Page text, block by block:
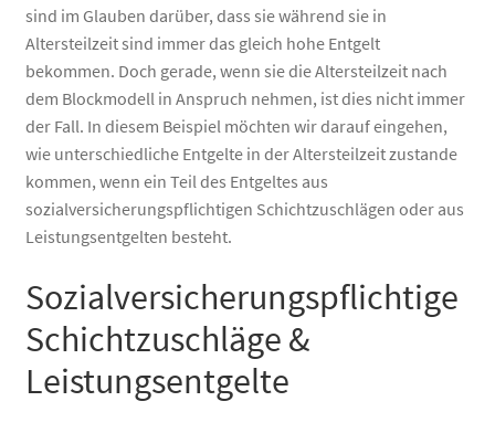
sind im Glauben darüber, dass sie während sie in
Altersteilzeit sind immer das gleich hohe Entgelt
bekommen. Doch gerade, wenn sie die Altersteilzeit nach
dem Blockmodell in Anspruch nehmen, ist dies nicht immer
der Fall. In diesem Beispiel möchten wir darauf eingehen,
wie unterschiedliche Entgelte in der Altersteilzeit zustande
kommen, wenn ein Teil des Entgeltes aus
sozialversicherungspflichtigen Schichtzuschlägen oder aus
Leistungsentgelten besteht.
Sozialversicherungspflichtige
Schichtzuschläge &
Leistungsentgelte